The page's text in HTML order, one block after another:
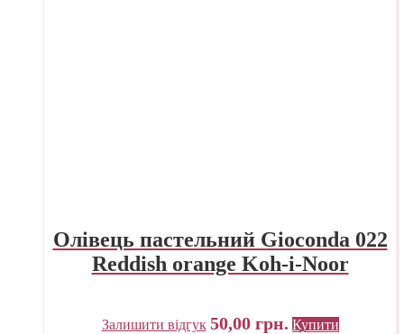
Олівець пастельний Gioconda 022
Reddish orange Koh-i-Noor
Залишити відгук 50,00 грн. Купити